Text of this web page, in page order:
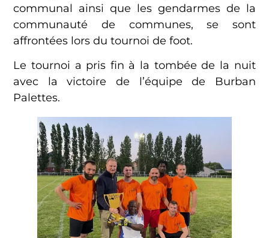
communal ainsi que les gendarmes de la
communauté de communes, se sont
affrontées lors du tournoi de foot.
Le tournoi a pris fin à la tombée de la nuit
avec la victoire de l’équipe de Burban
Palettes.